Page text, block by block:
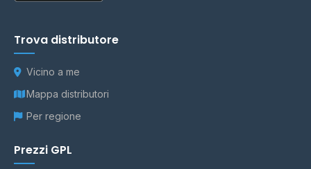
Trova distributore
Vicino a me
Mappa distributori
Per regione
Prezzi GPL